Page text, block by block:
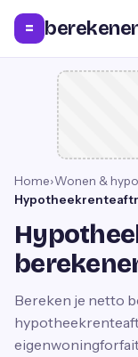
=
Home›Wonen &
Bereken je netto